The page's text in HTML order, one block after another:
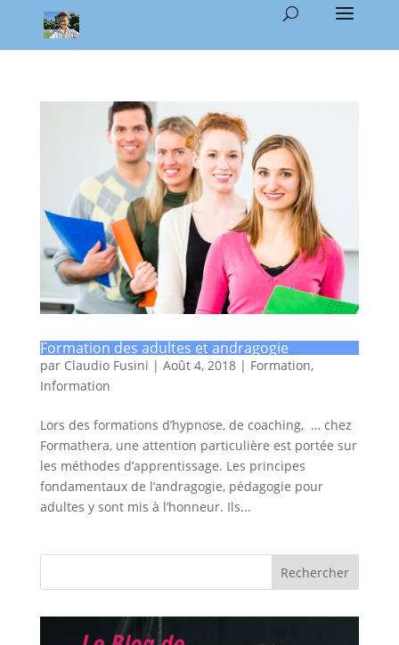
Formation des adultes et andragogie
par Claudio Fusini | Août 4, 2018| Formation,
Information
Lors des formations d’hypnose, de coaching, … chez
Formathera, une attention particulière est portée sur
les méthodes d’apprentissage. Les principes
fondamentaux de l’andragogie, pédagogie pour
adultes y sont mis à l’honneur. Ils...